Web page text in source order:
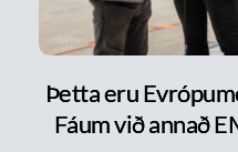
Þetta eru
Fáum við annað